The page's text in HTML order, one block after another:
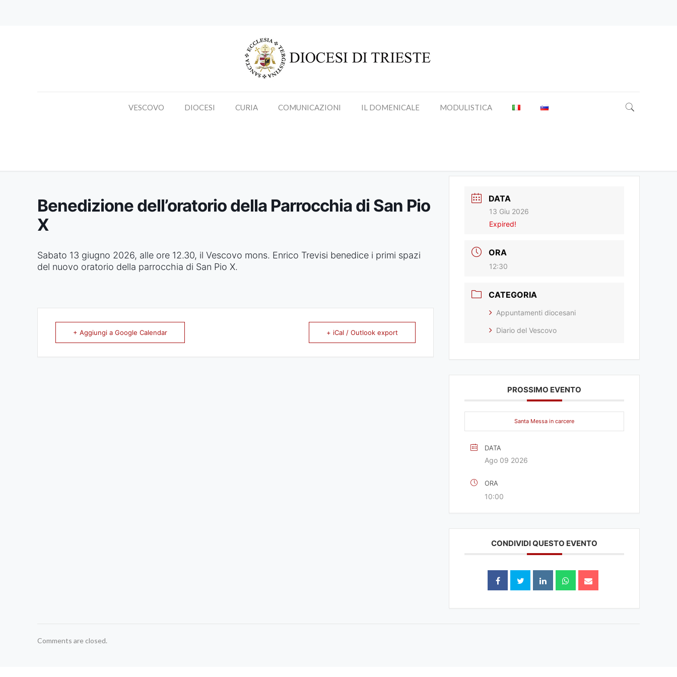
VESCOVO DIOCESI CURIA COMUNICAZIONI IL DOMENICALE MODULISTICA
Benedizione dell’oratorio della Parrocchia di San Pio
X
Sabato 13 giugno 2026, alle ore 12.30, il Vescovo mons. Enrico Trevisi benedice i primi spazi
del nuovo oratorio della parrocchia di San Pio X.
+ Aggiungi a Google Calendar + iCal / Outlook export
DATA
13 Giu 2026
Expired!
ORA
12:30
CATEGORIA
Appuntamenti diocesani
Diario del Vescovo
PROSSIMO EVENTO
Santa Messa in carcere
DATA
Ago 09 2026
ORA
10:00
CONDIVIDI QUESTO EVENTO
Comments are closed.